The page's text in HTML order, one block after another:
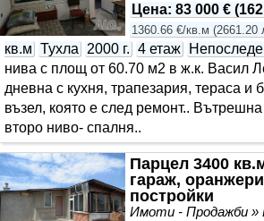
Цена: 83 000 € (
1360.66 €/кв.м (2661.20
кв.м Тухла 2000 г. 4 етаж
нива с площ от 60.70 м2 в ж.к. Васил
дневна с кухня, трапезария, тераса и
възел, която е след ремонт..
второ ниво- спалня..
Парцел 3400
гараж,
постройки